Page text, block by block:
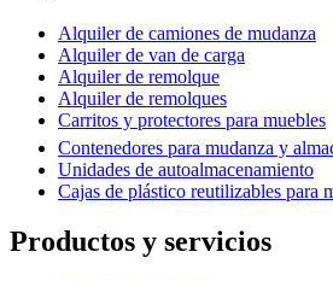
Alquiler de camiones de mudanza
Alquiler de van de carga
Alquiler de remolque
Alquiler de remolques
Carritos y protectores para muebles
Contenedores para mudanza y
Unidades de autoalmacenamiento
Cajas de plástico reutilizables para
Productos y servicios